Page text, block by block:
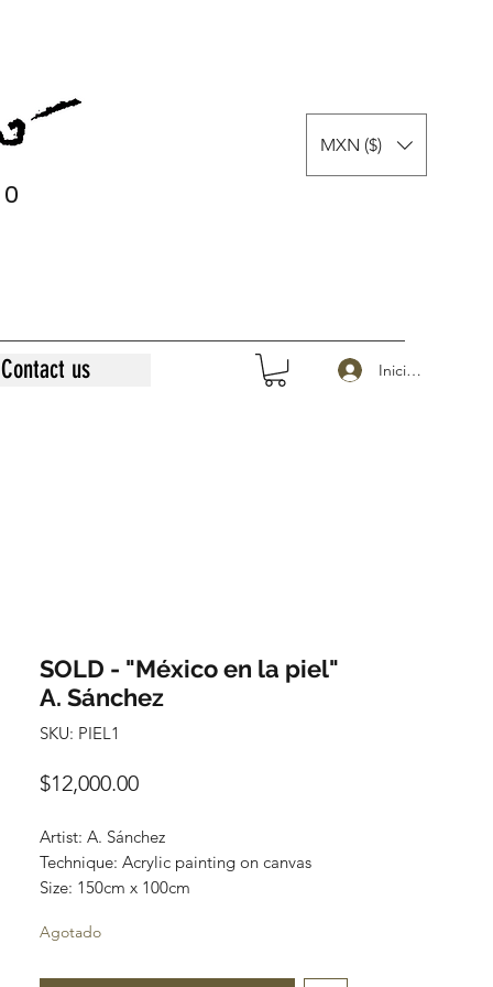
0
MXN ($)
Contact us Iniciar sesión
SOLD - "México en la piel"
A. Sánchez
SKU: PIEL1
$12,000.00Precio
Artist: A. Sánchez
Technique: Acrylic painting on canvas
Size: 150cm x 100cm
Most of the art pieces can be rolled up
Agotado